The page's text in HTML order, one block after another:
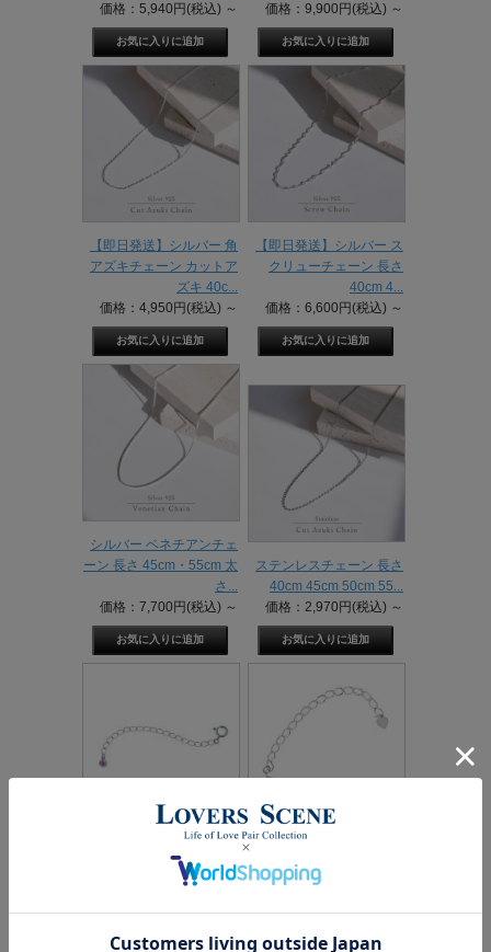
価格：5,940円(税込) ～
価格：9,900円(税込) ～
【即日発送】シルバー 角
アズキチェーン カットア
ズキ 40c...
価格：4,950円(税込) ～
【即日発送】シルバー ス
クリューチェーン 長さ
40cm 4...
価格：6,600円(税込) ～
シルバー ベネチアンチェ
ーン 長さ 45cm・55cm 太
さ...
価格：7,700円(税込) ～
ステンレスチェーン 長さ
40cm 45cm 50cm 55...
価格：2,970円(税込) ～
【誕生石対応】シルバー
アジャスターチェーン
5cmパーツ 誕生...
【メール便送料無料】
【即日発送】シルバーア
ジャスターチェーン...